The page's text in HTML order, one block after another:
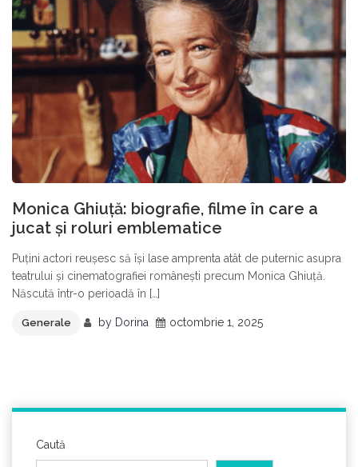
Monica Ghiuță: biografie, filme în care a
jucat și roluri emblematice
Puțini actori reușesc să își lase amprenta atât de puternic asupra
teatrului și cinematografiei românești precum Monica Ghiuță.
Născută într-o perioadă în […]
Generale by Dorina octombrie 1, 2025
Caută